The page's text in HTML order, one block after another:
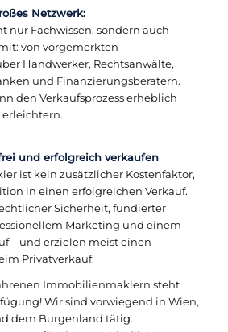
Netzwerk:
nur Fachwissen, sondern auch
von vorgemerkten
Handwerker, Rechtsanwälte,
und Finanzierungsberatern.
den Verkaufsprozess erheblich
und erfolgreich verkaufen
ist kein zusätzlicher Kostenfaktor,
in einen erfolgreichen Verkauf.
Sicherheit, fundierter
Marketing und einem
– und erzielen meist einen
Privatverkauf.
Immobilienmaklern steht
Wir sind vorwiegend in Wien,
dem Burgenland tätig.